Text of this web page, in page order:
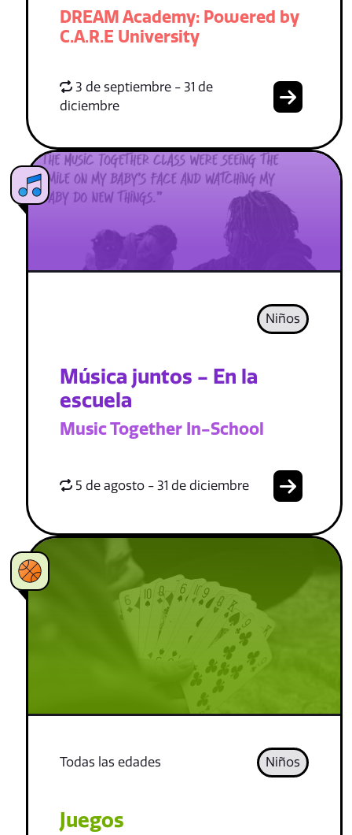
DREAM Academy: Powered by
C.A.R.E University
3 de septiembre - 31 de
diciembre
Niños
Música juntos - En la
escuela
Music Together In-School
5 de agosto - 31 de diciembre
Todas las edades Niños
Juegos